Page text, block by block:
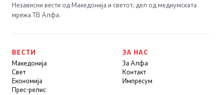
Независни вести од Македонија и светот, дел од медиумската
мрежа ТВ Алфа.
ВЕСТИ
Македонија
Свет
Економија
Прес-релис
ЗА НАС
За Алфа
Контакт
Импресум